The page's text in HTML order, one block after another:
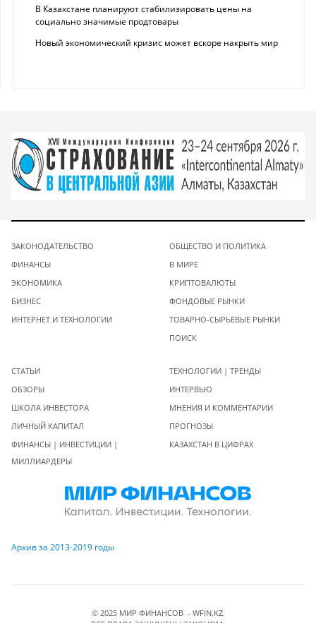
В Казахстане планируют стабилизировать цены на
социально значимые продтовары
Новый экономический кризис может вскоре накрыть мир
ЗАКОНОДАТЕЛЬСТВО
ФИНАНСЫ
ЭКОНОМИКА
БИЗНЕС
ИНТЕРНЕТ И ТЕХНОЛОГИИ
ОБЩЕСТВО И ПОЛИТИКА
В МИРЕ
КРИПТОВАЛЮТЫ
ФОНДОВЫЕ РЫНКИ
ТОВАРНО-СЫРЬЕВЫЕ РЫНКИ
ПОИСК
СТАТЬИ
ОБЗОРЫ
ШКОЛА ИНВЕСТОРА
ЛИЧНЫЙ КАПИТАЛ
ФИНАНСЫ | ИНВЕСТИЦИИ |
МИЛЛИАРДЕРЫ
ТЕХНОЛОГИИ | ТРЕНДЫ
ИНТЕРВЬЮ
МНЕНИЯ И КОММЕНТАРИИ
ПРОГНОЗЫ
КАЗАХСТАН В ЦИФРАХ
Архив за 2013-2019 годы
© 2025 МИР ФИНАНСОВ - WFIN.KZ.